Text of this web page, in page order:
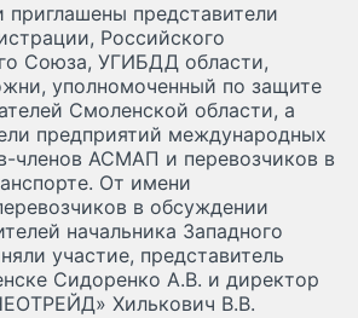
представители
Российского
Союза, УГИБДД области,
уполномоченный по защите
Смоленской области, а
предприятий международных
членов АСМАП и перевозчиков в
От имени
в обсуждении
начальника Западного
участие, представитель
Сидоренко А.В. и директор
Хилькович В.В.